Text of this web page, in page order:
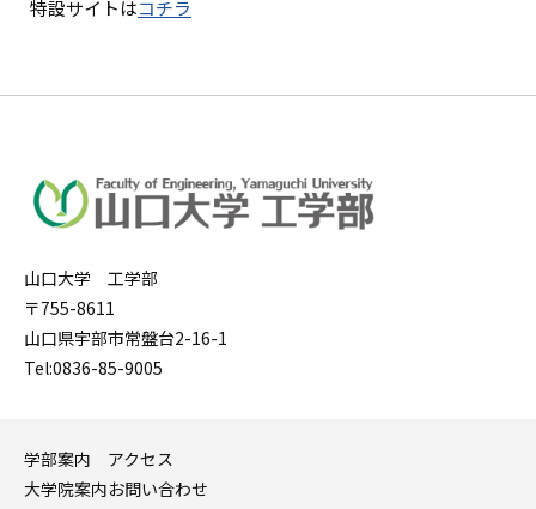
特設サイトはコチラ
山口大学 工学部
〒755-8611
山口県宇部市常盤台2-16-1
Tel:0836-85-9005
学部案内
大学院案内
アクセス
お問い合わせ